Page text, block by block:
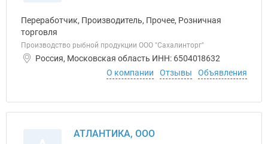
Переработчик, Производитель, Прочее, Розничная
торговля
Производство рыбной продукции ООО "Сахалинторг"
Россия, Московская область ИНН: 6504018632
О компании
Отзывы Объявления
АТЛАНТИКА, ООО